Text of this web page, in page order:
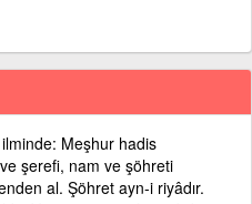
Meşhur hadis
ve şerefi, nam ve şöhreti
al. Şöhret ayn-i riyâdır.